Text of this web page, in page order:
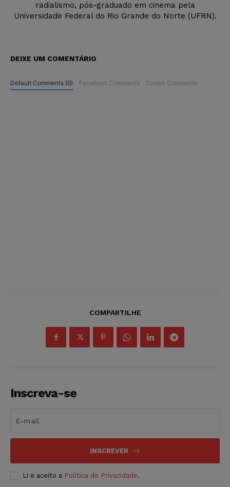
radialismo, pós-graduado em cinema pela
Universidade Federal do Rio Grande do Norte (UFRN).
DEIXE UM COMENTÁRIO
Default Comments (0) Facebook Comments Disqus Comments
COMPARTILHE
Inscreva-se
INSCREVER
Li e aceito a Política de Privacidade.